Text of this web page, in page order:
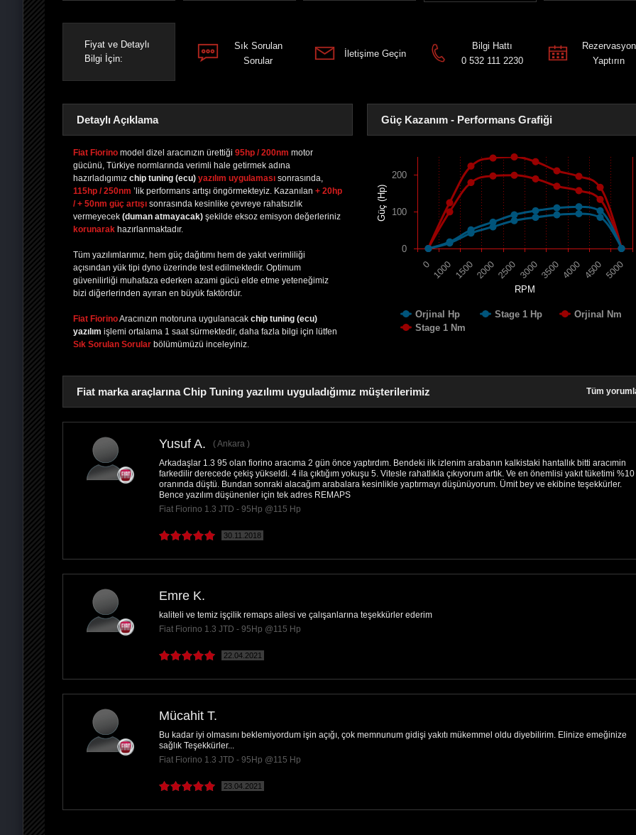
PAYLAŞPAYLAŞPLUS'TA
PAYLAŞ
PAYLAŞ
Fiyat ve Detaylı
Bilgi İçin:
Sık Sorulan
Sorular
İletişime Geçin
Bilgi Hattı
0 532 111 2230
Rezervasyon
Yaptırın
Detaylı Açıklama
Fiat Fiorino model dizel aracınızın ürettiği 95hp / 200nm motor
gücünü, Türkiye normlarında verimli hale getirmek adına
hazırladıgımız chip tuning (ecu) yazılım uygulaması sonrasında,
115hp / 250nm ’lik performans artışı öngörmekteyiz. Kazanılan + 20hp
/ + 50nm güç artışı sonrasında kesinlike çevreye rahatsızlık
vermeyecek (duman atmayacak) şekilde eksoz emisyon değerleriniz
korunarak hazırlanmaktadır.
Tüm yazılımlarımız, hem güç dağıtımı hem de yakıt verimliliği
açısından yük tipi dyno üzerinde test edilmektedir. Optimum
güvenilirliği muhafaza ederken azami gücü elde etme yeteneğimiz
bizi diğerlerinden ayıran en büyük faktördür.
Fiat FiorinoAracınızın motoruna uygulanacak chip tuning (ecu)
yazılım işlemi ortalama 1 saat sürmektedir, daha fazla bilgi için lütfen
Sık Sorulan Sorular bölümümüzü inceleyiniz.
Güç Kazanım - Performans Grafiği
RPM
Güç (Hp)
Orjinal Hp Stage 1 Hp
Orjinal Nm
Stage 1 Nm
0 1000 150020002500 30003500 4000 4500 5000
0
100
200
Fiat marka araçlarına Chip Tuning yazılımı uyguladığımız müşterilerimiz Tüm
Yusuf A.
Ankara
Arkadaşlar 1.3 95 olan fiorino aracıma 2 gün önce yaptırdım. Bendeki ilk izlenim arabanın kalkistaki hantallık bitti aracımin
farkedilir derecede çekiş yükseldi. 4 ila çıktığım yokuşu 5. Vitesle rahatlıkla çıkıyorum artık. Ve en önemlisi yakıt tüketimi %10
oranında düştü. Bundan sonraki alacağım arabalara kesinlikle yaptırmayı düşünüyorum. Ümit bey ve ekibine teşekkürler.
Bence yazılım düşünenler için tek adres REMAPS
Fiat Fiorino 1.3 JTD - 95Hp @115 Hp
30.11.2018
Emre K.
kaliteli ve temiz işçilik remaps ailesi ve çalışanlarına teşekkürler ederim
Fiat Fiorino 1.3 JTD - 95Hp @115 Hp
22.04.2021
Mücahit T.
Bu kadar iyi olmasını beklemiyordum işin açığı, çok memnunum gidişi yakıtı mükemmel oldu diyebilirim. Elinize emeğinize
sağlık Teşekkürler...
Fiat Fiorino 1.3 JTD - 95Hp @115 Hp
23.04.2021